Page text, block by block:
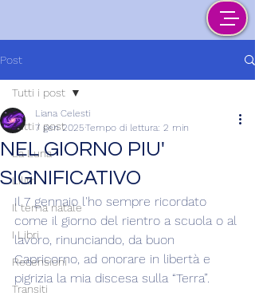
Post
Tutti i post
La Luna
Lilith
Il tema natale
I Libri
Recensioni
Transiti
Tutti i post
NEL GIORNO PIU'
SIGNIFICATIVO
Liana Celesti
7 gen 2025Tempo di lettura: 2 min
Il 7 gennaio l'ho sempre ricordato
come il giorno del rientro a scuola o al
lavoro, rinunciando, da buon
Capricorno, ad onorare in libertà e
pigrizia la mia discesa sulla “Terra”.